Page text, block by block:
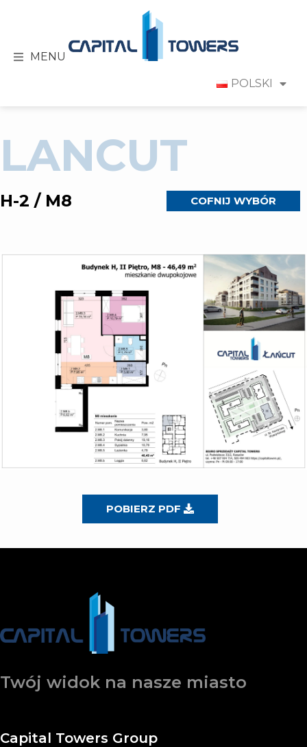
MENU
POLSKI
LANCUT
H-2 / M8 COFNIJ WYBÓR
POBIERZ PDF
Twój widok na nasze miasto
Capital Towers Group